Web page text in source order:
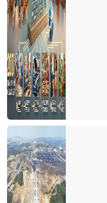
Biri Biterken Öbürü Başlar…
POYD seçimleri
P.O.Y.D Genel Kuruluna
Bir Sezon Daha Bitti …
Sonbahar Geldi…
Türk Turizminde Yeni
Temmuz’da Bitti …